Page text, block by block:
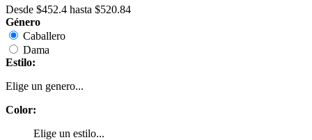
Desde $452.4 hasta $520.84
Género
Caballero
Dama
Estilo:
Elige un genero...
Color:
Elige un estilo...